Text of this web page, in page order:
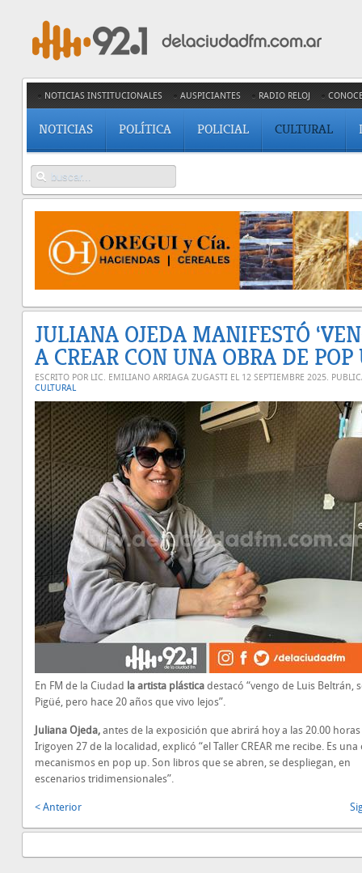
NOTICIAS INSTITUCIONALES AUSPICIANTES RADIO RELOJ
NOTICIAS POLÍTICA POLICIAL CULTURAL
JULIANA OJEDA MANIFESTÓ
A CREAR CON UNA OBRA DE POP
ESCRITO POR LIC. EMILIANO ARRIAGA ZUGASTI EL 12 SEPTIEMBRE 2025.
CULTURAL
En FM de la Ciudad la artista plástica destacó “vengo de Luis Beltrán,
Pigüé, pero hace 20 años que vivo lejos”.
Juliana Ojeda, antes de la exposición que abrirá hoy a las 20.00
Irigoyen 27 de la localidad, explicó “el Taller CREAR me recibe. Es
mecanismos en pop up. Son libros que se abren, se despliegan, en
escenarios tridimensionales”.
< Anterior